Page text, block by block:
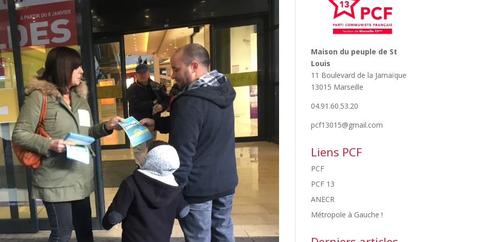
Maison du peuple de St
Louis
11 Boulevard de la Jamaïque
13015 Marseille
04.91.60.53.20
pcf13015@gmail.com
Liens PCF
PCF
PCF 13
ANECR
Métropole à Gauche !